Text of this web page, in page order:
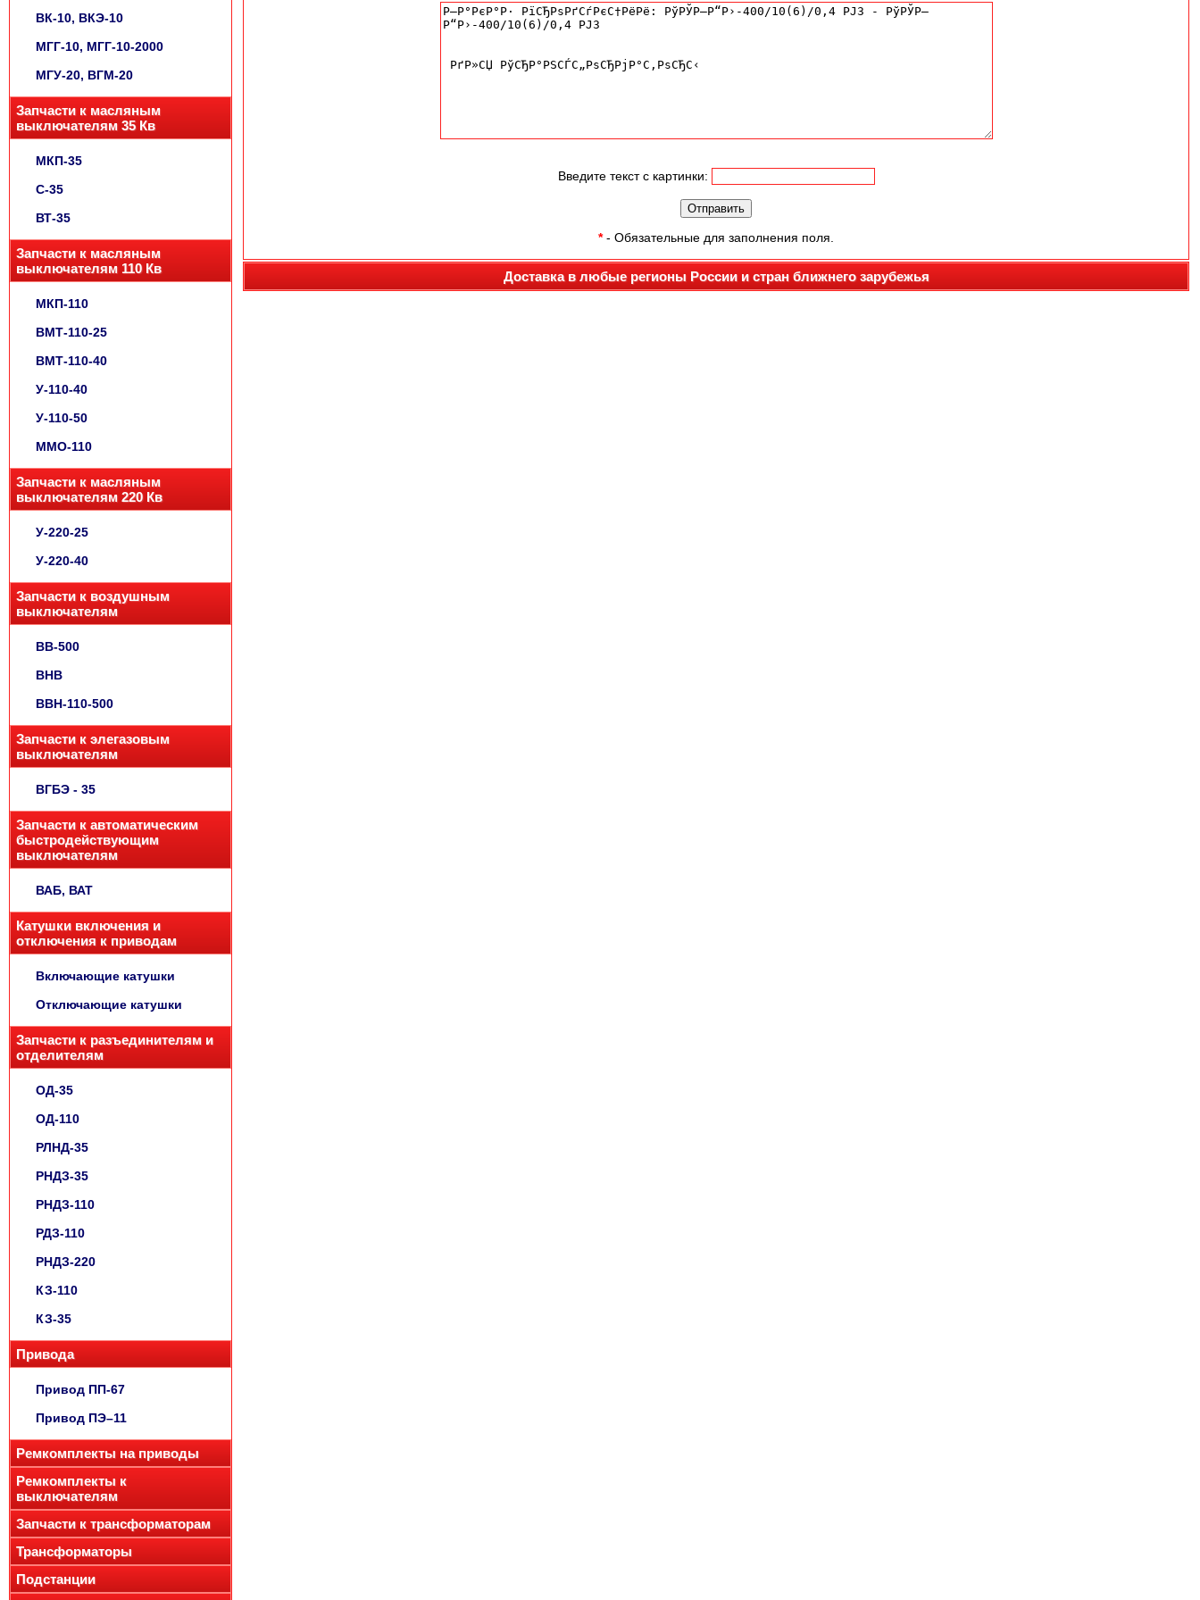
ВК-10, ВКЭ-10
МГГ-10, МГГ-10-2000
МГУ-20, ВГМ-20
Запчасти к масляным
выключателям 35 Кв
МКП-35
С-35
ВТ-35
Запчасти к масляным
выключателям 110 Кв
МКП-110
ВМТ-110-25
ВМТ-110-40
У-110-40
У-110-50
ММО-110
Запчасти к масляным
выключателям 220 Кв
У-220-25
У-220-40
Запчасти к воздушным
выключателям
ВВ-500
ВНВ
ВВН-110-500
Запчасти к элегазовым
выключателям
ВГБЭ - 35
Запчасти к автоматическим
быстродействующим
выключателям
ВАБ, ВАТ
Катушки включения и
отключения к приводам
Включающие катушки
Отключающие катушки
Запчасти к разъединителям и
отделителям
ОД-35
ОД-110
РЛНД-35
РНДЗ-35
РНДЗ-110
РДЗ-110
РНДЗ-220
КЗ-110
КЗ-35
Привода
Привод ПП-67
Привод ПЭ–11
Ремкомплекты на приводы
Ремкомплекты к
выключателям
Запчасти к трансформаторам
Трансформаторы
Подстанции
Введите текст с картинки:
*- Обязательные для заполнения поля.
Доставка в любые регионы России и стран ближнего зарубежья